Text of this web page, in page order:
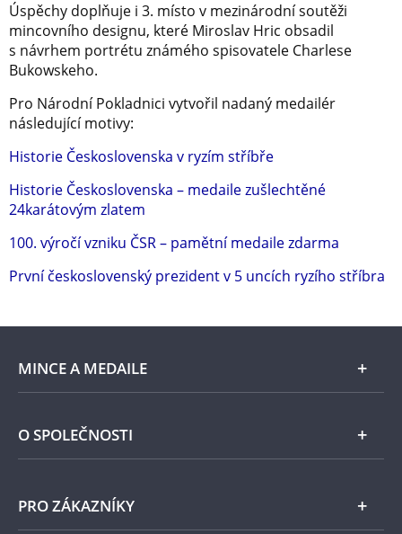
Úspěchy doplňuje i 3. místo v mezinárodní soutěži
mincovního designu, které Miroslav Hric obsadil
s návrhem portrétu známého spisovatele Charlese
Bukowskeho.
Pro Národní Pokladnici vytvořil nadaný medailér
následující motivy:
Historie Československa v ryzím stříbře
Historie Československa – medaile zušlechtěné
24karátovým zlatem
100. výročí vzniku ČSR – pamětní medaile zdarma
První československý prezident v 5 uncích ryzího stříbra
MINCE A MEDAILE
E-shop
Stříbro
O SPOLEČNOSTI
Národní Pokladnice
PRO ZÁKAZNÍKY